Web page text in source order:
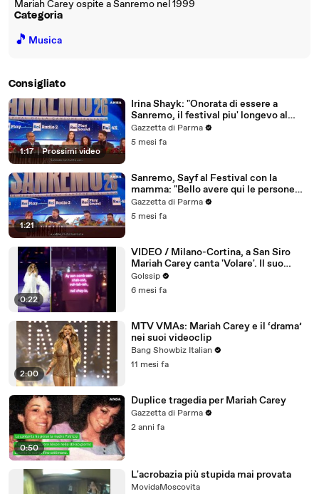
Mariah Carey ospite a Sanremo nel 1999
Categoria
🎵 Musica
Consigliato
1:17 | Prossimi video
Irina Shayk: "Onorata di essere a
Sanremo, il festival piu' longevo al
mondo"
Gazzetta di Parma
5 mesi fa
1:21
Sanremo, Sayf al Festival con la
mamma: "Bello avere qui le persone
care"
Gazzetta di Parma
5 mesi fa
0:22
VIDEO / Milano-Cortina, a San Siro
Mariah Carey canta 'Volare'. Il suo
gobbo fa il giro del web
Golssip
6 mesi fa
2:00
MTV VMAs: Mariah Carey e il ‘drama’
nei suoi videoclip
Bang Showbiz Italian
11 mesi fa
0:50
Duplice tragedia per Mariah Carey
Gazzetta di Parma
2 anni fa
L'acrobazia più stupida mai provata
MovidaMoscovita